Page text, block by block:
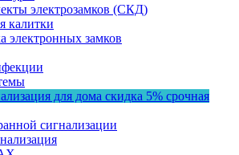
электрозамков (СКД)
калитки
электронных замков
для дома скидка 5% срочная
сигнализации